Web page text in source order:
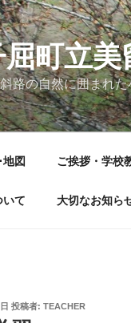
町立美
路の自然に囲まれ
地図 ご挨拶・学校
いて 大切なお知ら
投稿者: TEACHER